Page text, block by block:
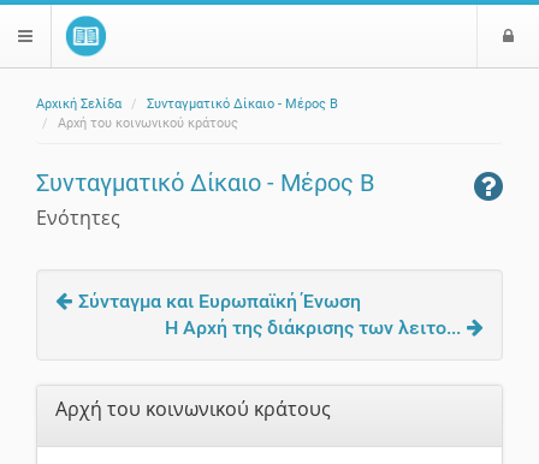
$langMenu
Αρχική Σελίδα
Συνταγματικό Δίκαιο - Μέρος Β
Αρχή του κοινωνικού κράτους
Συνταγματικό Δίκαιο - Μέρος Β
Ενότητες
Σύνταγμα και Ευρωπαϊκή Ένωση
Η Αρχή της διάκρισης των λειτο...
Αρχή του κοινωνικού κράτους